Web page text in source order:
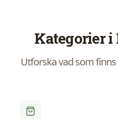
Kategorier i
Utforska vad som